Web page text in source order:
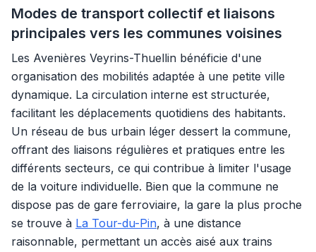
Modes de transport collectif et liaisons
principales vers les communes voisines
Les Avenières Veyrins-Thuellin bénéficie d'une
organisation des mobilités adaptée à une petite ville
dynamique. La circulation interne est structurée,
facilitant les déplacements quotidiens des habitants.
Un réseau de bus urbain léger dessert la commune,
offrant des liaisons régulières et pratiques entre les
différents secteurs, ce qui contribue à limiter l'usage
de la voiture individuelle. Bien que la commune ne
dispose pas de gare ferroviaire, la gare la plus proche
se trouve à La Tour-du-Pin, à une distance
raisonnable, permettant un accès aisé aux trains